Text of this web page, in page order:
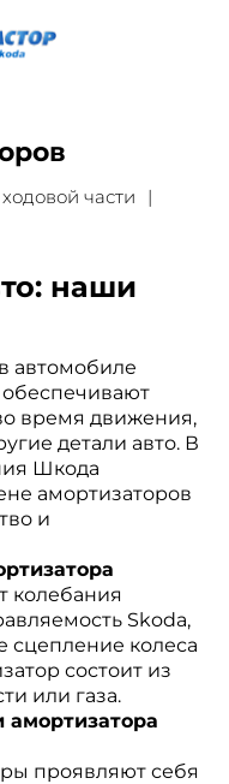
части
наши
автомобиле
время движения,
детали авто. В
Шкода
амортизаторов
и
колебания
Skoda,
сцепление колеса
состоит из
или газа.
амортизатора
проявляют себя